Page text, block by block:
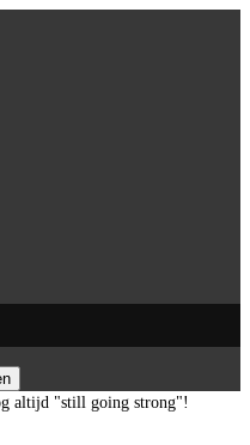
altijd "still going strong"!